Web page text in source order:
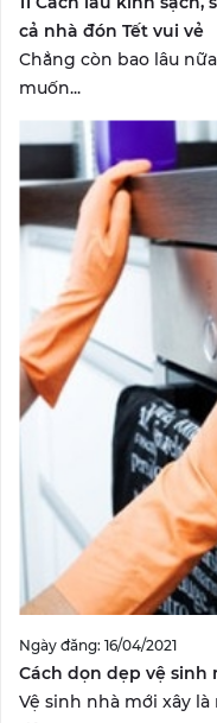
cả nhà đón Tết vui vẻ
Chẳng còn bao lâu
muốn...
Ngày đăng: 16/04/2021
Cách dọn dẹp vệ sinh
Vệ sinh nhà mới xây